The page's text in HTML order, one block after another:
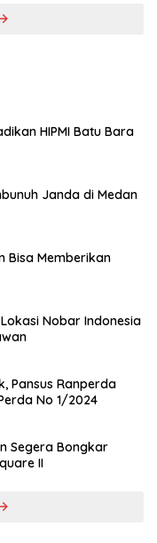
HIPMI Batu Bara
Janda di Medan
Bisa Memberikan
Nobar Indonesia
Pansus Ranperda
No 1/2024
Segera Bongkar
II